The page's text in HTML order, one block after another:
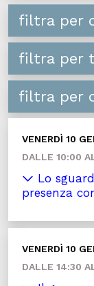
filtra per
filtra per
filtra per
VENERDÌ 10
DALLE 10:00
Lo
presenza
VENERDÌ 10
DALLE 14:30